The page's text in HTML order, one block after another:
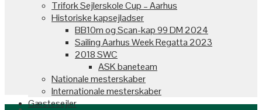
Trifork Sejlerskole Cup – Aarhus
Historiske kapsejladser
BB10m og Scan-kap 99 DM 2024
Sailing Aarhus Week Regatta 2023
2018 SWC
ASK baneteam
Nationale mesterskaber
Internationale mesterskaber
Gæstesejler